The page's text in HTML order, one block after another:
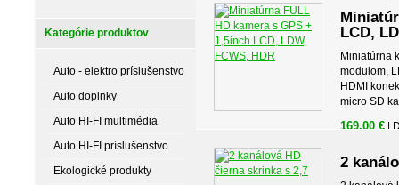
Kategórie produktov
Auto - elektro príslušenstvo
Auto doplnky
Auto HI-FI multimédia
Auto HI-FI príslušenstvo
Ekologické produkty
LCD,
Miniatúrna
modulom,
HDMI
micro SD
169,00 € |
2